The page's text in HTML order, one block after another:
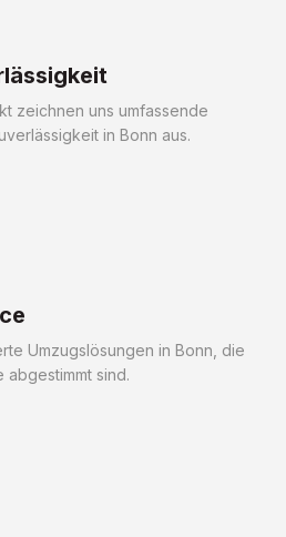
zeichnen uns umfassende
in Bonn aus.
Umzugslösungen in Bonn, die
abgestimmt sind.